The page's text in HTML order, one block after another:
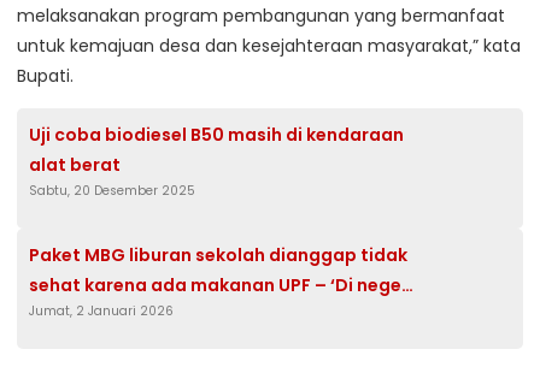
melaksanakan program pembangunan yang bermanfaat
untuk kemajuan desa dan kesejahteraan masyarakat,” kata
Bupati.
Uji coba biodiesel B50 masih di kendaraan
alat berat
Sabtu, 20 Desember 2025
Paket MBG liburan sekolah dianggap tidak
sehat karena ada makanan UPF – ‘Di negeri
yang kaya pangan, ini menyiksa namanya’
Jumat, 2 Januari 2026